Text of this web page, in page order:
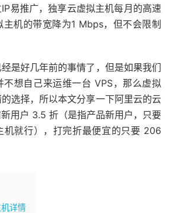
易推广，独享云虚拟主机每月的高速
机的带宽降为1 Mbps，但不会限制
是好几年前的事情了，但是如果我们
不想自己来运维一台 VPS，那么虚拟
选择，所以本文分享一下阿里云的云
用户 3.5 折（是指产品新用户，只要
机就行），打完折最便宜的只要 206
详情